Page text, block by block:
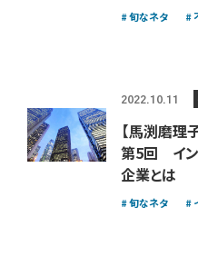
旬なネタ
2022.10.11
【馬渕磨理
第5回 イン
企業とは
旬なネタ